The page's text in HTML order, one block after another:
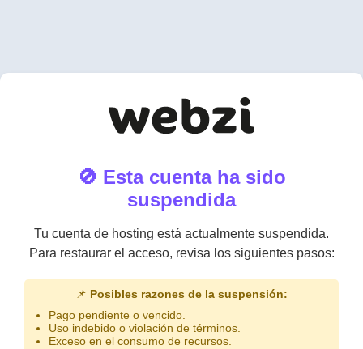
🚫 Esta cuenta ha sido
suspendida
Tu cuenta de hosting está actualmente suspendida.
Para restaurar el acceso, revisa los siguientes pasos:
📌 Posibles razones de la suspensión:
Pago pendiente o vencido.
Uso indebido o violación de términos.
Exceso en el consumo de recursos.